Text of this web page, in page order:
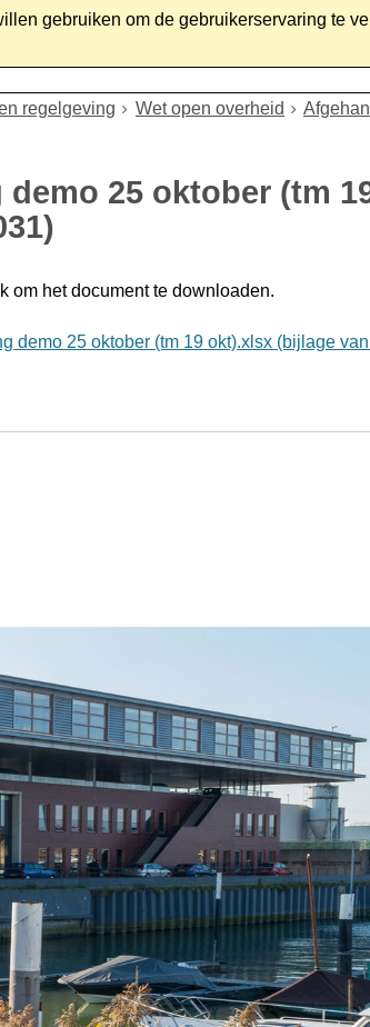
gebruiken om de gebruikerservaring te
regelgeving Wet open overheid
demo 25 oktober (tm
om het document te downloaden.
demo 25 oktober (tm 19 okt).xlsx (bijlage van